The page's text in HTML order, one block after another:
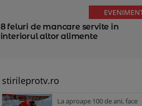
8 feluri de mancare servite in
interiorul altor alimente
stirileprotv.ro
La aproape 100 de ani, face